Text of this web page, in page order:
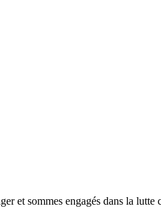
et sommes engagés dans la